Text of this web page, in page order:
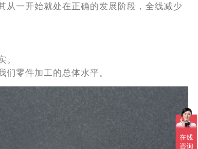
从一开始就处在正确的发展阶段，全线减少
。
零件加工的总体水平。